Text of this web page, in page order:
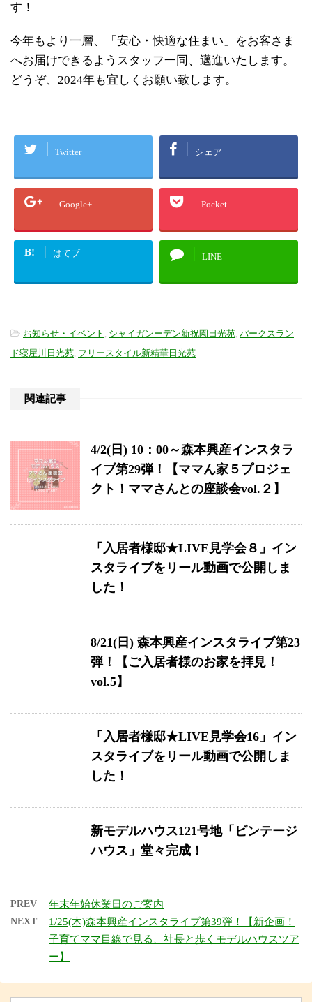
す！
今年もより一層、「安心・快適な住まい」をお客さま
へお届けできるようスタッフ一同、邁進いたします。
どうぞ、2024年も宜しくお願い致します。
Twitter シェア
Google+ Pocket
B! はてブ LINE
-お知らせ・イベント , シャイガンーデン新祝園日光苑, パークスラン
ド寝屋川日光苑, フリースタイル新精華日光苑
関連記事
4/2(日) 10：00～森本興産インスタラ
イブ第29弾！【ママん家５プロジェ
クト！ママさんとの座談会vol.２】
「入居者様邸★LIVE見学会８」イン
スタライブをリール動画で公開しま
した！
8/21(日) 森本興産インスタライブ第23
弾！【ご入居者様のお家を拝見！
vol.5】
「入居者様邸★LIVE見学会16」イン
スタライブをリール動画で公開しま
した！
新モデルハウス121号地「ビンテージ
ハウス」堂々完成！
PREV 年末年始休業日のご案内
NEXT
1/25(木)森本興産インスタライブ第39弾！【新企画！
子育てママ目線で見る、社長と歩くモデルハウスツア
ー】